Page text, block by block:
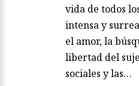
vida de todos
intensa y
el amor, la
libertad del
sociales y las…